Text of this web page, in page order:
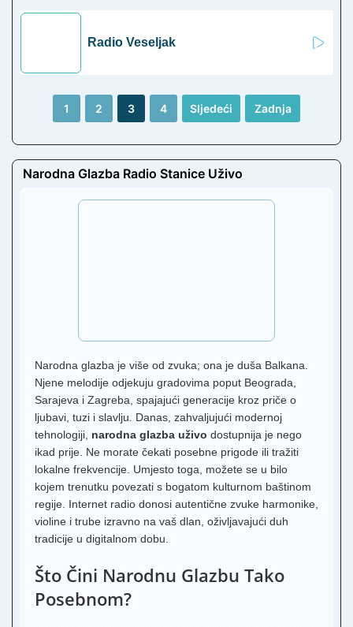
Radio Veseljak
1 2 3 4 Sljedeći Zadnja
Narodna Glazba Radio Stanice Uživo
Narodna glazba je više od zvuka; ona je duša Balkana.
Njene melodije odjekuju gradovima poput Beograda,
Sarajeva i Zagreba, spajajući generacije kroz priče o
ljubavi, tuzi i slavlju. Danas, zahvaljujući modernoj
tehnologiji, narodna glazba uživo dostupnija je nego
ikad prije. Ne morate čekati posebne prigode ili tražiti
lokalne frekvencije. Umjesto toga, možete se u bilo
kojem trenutku povezati s bogatom kulturnom baštinom
regije. Internet radio donosi autentične zvuke harmonike,
violine i trube izravno na vaš dlan, oživljavajući duh
tradicije u digitalnom dobu.
Što Čini Narodnu Glazbu Tako
Posebnom?